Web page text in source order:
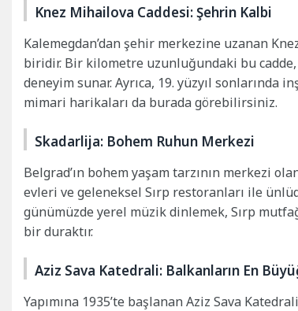
Knez Mihailova Caddesi: Şehrin Kalbi
Kalemegdan’dan şehir merkezine uzanan
biridir. Bir kilometre uzunluğundaki bu
deneyim sunar. Ayrıca, 19. yüzyıl sonlarında
mimari harikaları da burada görebilirsiniz.
Skadarlija: Bohem Ruhun Merkezi
Belgrad’ın bohem yaşam tarzının merkezi
evleri ve geleneksel Sırp restoranları ile
günümüzde yerel müzik dinlemek, Sırp
bir duraktır.
Aziz Sava Katedrali: Balkanların En
Yapımına 1935’te başlanan Aziz Sava